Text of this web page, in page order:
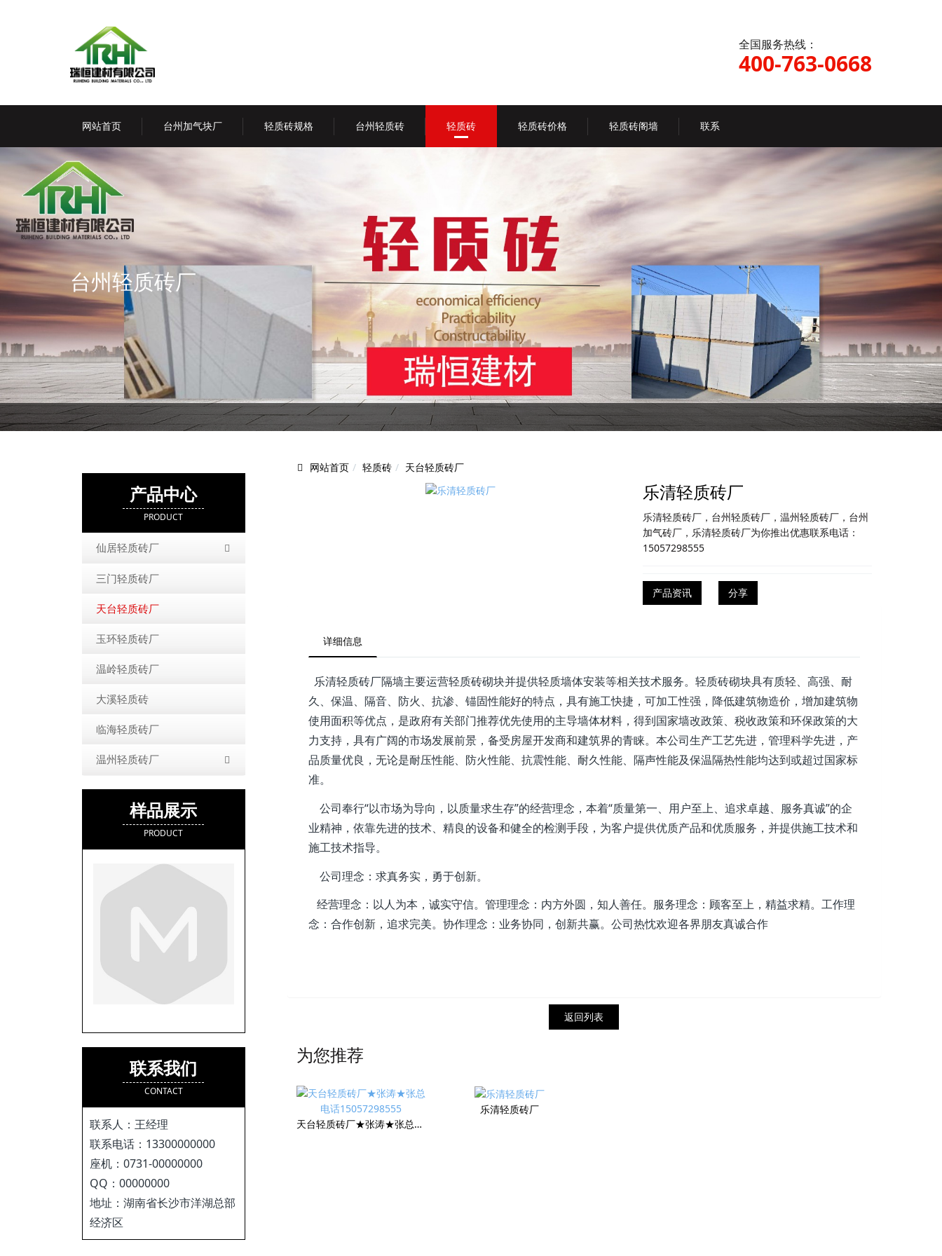
全国服务热线：
400-763-0668
网站首页 台州加气块厂 轻质砖规格 台州轻质砖 轻质砖 轻质砖价格 轻质砖阁墙 联系
台州轻质砖厂
网站首页 轻质砖 天台轻质砖厂
乐清轻质砖厂
乐清轻质砖厂，台州轻质砖厂，温州轻质砖厂，台州
加气砖厂，乐清轻质砖厂为你推出优惠联系电话：
15057298555
产品资讯 分享
详细信息
乐清轻质砖厂隔墙主要运营轻质砖砌块并提供轻质墙体安装等相关技术服务。轻质砖砌块具有质轻、高强、耐
久、保温、隔音、防火、抗渗、锚固性能好的特点，具有施工快捷，可加工性强，降低建筑物造价，增加建筑物
使用面积等优点，是政府有关部门推荐优先使用的主导墙体材料，得到国家墙改政策、税收政策和环保政策的大
力支持，具有广阔的市场发展前景，备受房屋开发商和建筑界的青睐。本公司生产工艺先进，管理科学先进，产
品质量优良，无论是耐压性能、防火性能、抗震性能、耐久性能、隔声性能及保温隔热性能均达到或超过国家标
准。
公司奉行“以市场为导向，以质量求生存”的经营理念，本着“质量第一、用户至上、追求卓越、服务真诚”的企
业精神，依靠先进的技术、精良的设备和健全的检测手段，为客户提供优质产品和优质服务，并提供施工技术和
施工技术指导。
公司理念：求真务实，勇于创新。
经营理念：以人为本，诚实守信。管理理念：内方外圆，知人善任。服务理念：顾客至上，精益求精。工作理
念：合作创新，追求完美。协作理念：业务协同，创新共赢。公司热忱欢迎各界朋友真诚合作
返回列表
为您推荐
天台轻质砖厂★张涛★张总电话15057298555
乐清轻质砖厂
产品中心
PRODUCT
仙居轻质砖厂
三门轻质砖厂
天台轻质砖厂
玉环轻质砖厂
温岭轻质砖厂
大溪轻质砖
临海轻质砖厂
温州轻质砖厂
样品展示
PRODUCT
联系我们
CONTACT
联系人：王经理
联系电话：13300000000
座机：0731-00000000
QQ：00000000
地址：湖南省长沙市洋湖总部
经济区